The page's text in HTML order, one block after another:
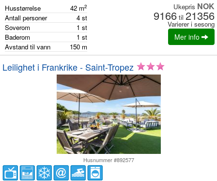
Husstørrelse 42 m2
Antall personer 4 st
Soverom
1 st
Baderom
1 st
Avstand til vann
150 m
Ukepris NOK
9166 til 21356
Varierer i sesong
Mer info
Leilighet i Frankrike - Saint-Tropez
Husnummer #892577